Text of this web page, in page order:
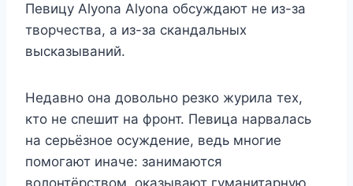
Певицу Alyona Alyona обсуждают не из-за
творчества, а из-за скандальных
высказываний.
Недавно она довольно резко журила тех,
кто не спешит на фронт. Певица нарвалась
на серьёзное осуждение, ведь многие
помогают иначе: занимаются